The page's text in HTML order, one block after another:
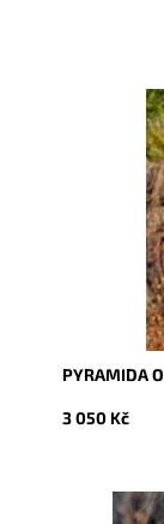
Dostupnost:
PYRAMIDA
3 050 Kč